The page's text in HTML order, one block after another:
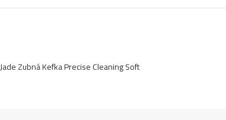
Jade Zubná Kefka Precise Cleaning Soft